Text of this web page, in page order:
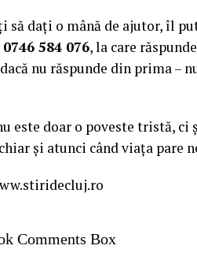
să dați o mână de ajutor, îl
0746 584 076, la care
nu răspunde din prima –
este doar o poveste tristă,
și atunci când viața pare
Comments Box